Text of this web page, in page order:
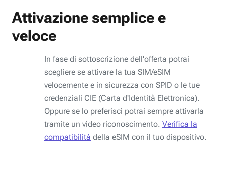
Attivazione semplice e
veloce
In fase di sottoscrizione dell'offerta potrai
scegliere se attivare la tua SIM/eSIM
velocemente e in sicurezza con SPID o le tue
credenziali CIE (Carta d'Identità Elettronica).
Oppure se lo preferisci potrai sempre attivarla
tramite un video riconoscimento. Verifica la
compatibilità della eSIM con il tuo dispositivo.